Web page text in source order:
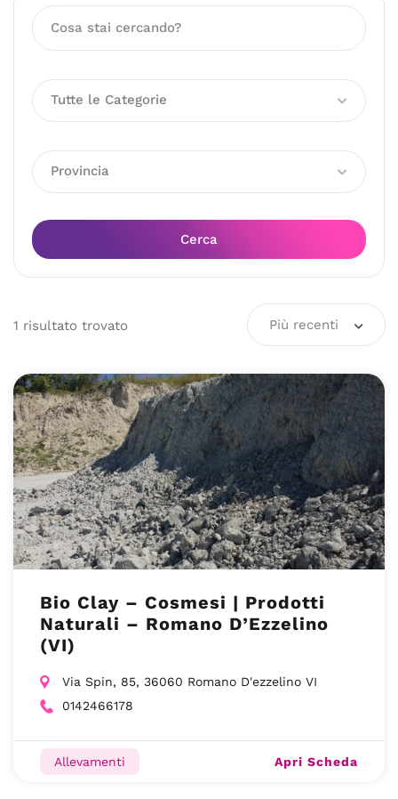
Tutte le Categorie
Provincia
Cerca
1 risultato trovato Più recenti
Bio Clay – Cosmesi | Prodotti
Naturali – Romano D’Ezzelino
(VI)
Via Spin, 85, 36060 Romano D'ezzelino VI
0142466178
Allevamenti Apri Scheda